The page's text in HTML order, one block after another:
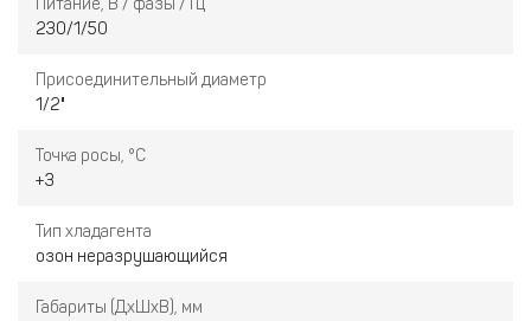
Питание, В / фазы / Гц
230/1/50
Присоединительный диаметр
1/2"
Точка росы, °C
+3
Тип хладагента
озон неразрушающийся
Габариты (ДхШхВ), мм